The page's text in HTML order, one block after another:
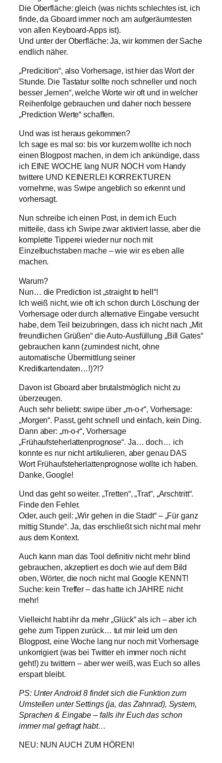
Die Oberfläche: gleich (was nichts schlechtes ist, ich
finde, da Gboard immer noch am aufgeräumtesten
von allen Keyboard-Apps ist).
Und unter der Oberfläche: Ja, wir kommen der Sache
endlich näher.
„Predicition“, also Vorhersage, ist hier das Wort der
Stunde. Die Tastatur sollte noch schneller und noch
besser „lernen“, welche Worte wir oft und in welcher
Reihenfolge gebrauchen und daher noch bessere
„Prediction Werte“ schaffen.
Und was ist heraus gekommen?
Ich sage es mal so: bis vor kurzem wollte ich noch
einen Blogpost machen, in dem ich ankündige, dass
ich EINE WOCHE lang NUR NOCH vom Handy
twittere UND KEINERLEI KORREKTUREN
vornehme, was Swipe angeblich so erkennt und
vorhersagt.
Nun schreibe ich einen Post, in dem ich Euch
mitteile, dass ich Swipe zwar aktiviert lasse, aber die
komplette Tipperei wieder nur noch mit
Einzelbuchstaben mache – wie wir es eben alle
machen.
Warum?
Nun… die Prediction ist „straight to hell“!
Ich weiß nicht, wie oft ich schon durch Löschung der
Vorhersage oder durch alternative Eingabe versucht
habe, dem Teil beizubringen, dass ich nicht nach „Mit
freundlichen Grüßen“ die Auto-Ausfüllung „Bill Gates“
gebrauchen kann (zumindest nicht, ohne
automatische Übermittlung seiner
Kreditkartendaten…!)?!?
Davon ist Gboard aber brutalstmöglich nicht zu
überzeugen.
Auch sehr beliebt: swipe über „m-o-r“, Vorhersage:
„Morgen“. Passt, geht schnell und einfach, kein Ding.
Dann aber: „m-o-r“, Vorhersage
„Frühaufsteherlattenprognose“. Ja… doch… ich
konnte es nur nicht artikulieren, aber genau DAS
Wort Frühaufsteherlattenprognose wollte ich haben.
Danke, Google!
Und das geht so weiter. „Tretten“, „Trat“, „Arschtritt“.
Finde den Fehler.
Oder, auch geil: „Wir gehen in die Stadt“ – „Für ganz
mittig Stunde“. Ja, das erschließt sich nicht mal mehr
aus dem Kontext.
Auch kann man das Tool definitiv nicht mehr blind
gebrauchen, akzeptiert es doch wie auf dem Bild
oben, Wörter, die noch nicht mal Google KENNT!
Suche: kein Treffer – das hatte ich JAHRE nicht
mehr!
Vielleicht habt ihr da mehr „Glück“ als ich – aber ich
gehe zum Tippen zurück… tut mir leid um den
Blogpost, eine Woche lang nur noch mit Vorhersage
unkorrigiert (was bei Twitter eh immer noch nicht
geht!) zu twittern – aber wer weiß, was Euch so alles
erspart bleibt.
PS: Unter Android 8 findet sich die Funktion zum
Umstellen unter Settings (ja, das Zahnrad), System,
Sprachen & Eingabe – falls ihr Euch das schon
immer mal gefragt habt…
NEU: NUN AUCH ZUM HÖREN!